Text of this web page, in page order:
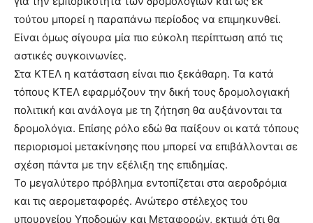
τούτου μπορεί η παραπάνω περίοδος να επιμηκυνθεί.
Είναι όμως σίγουρα μία πιο εύκολη περίπτωση από τις
αστικές συγκοινωνίες.
Στα ΚΤΕΛ η κατάσταση είναι πιο ξεκάθαρη. Τα κατά
τόπους ΚΤΕΛ εφαρμόζουν την δική τους δρομολογιακή
πολιτική και ανάλογα με τη ζήτηση θα αυξάνονται τα
δρομολόγια. Επίσης ρόλο εδώ θα παίξουν οι κατά τόπους
περιορισμοί μετακίνησης που μπορεί να επιβάλλονται σε
σχέση πάντα με την εξέλιξη της επιδημίας.
Το μεγαλύτερο πρόβλημα εντοπίζεται στα αεροδρόμια
και τις αερομεταφορές. Ανώτερο στέλεχος του
υπουργείου Υποδομών και Μεταφορών, εκτιμά ότι θα